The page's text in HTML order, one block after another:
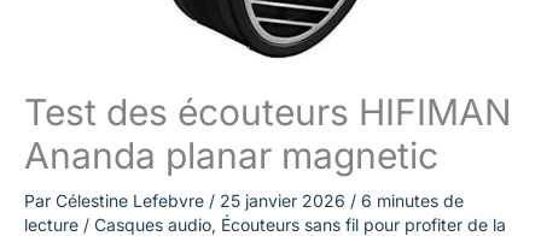
Test des écouteurs HIFIMAN
Ananda planar magnetic
Par Célestine Lefebvre / 25 janvier 2026 / 6 minutes de
lecture / Casques audio, Écouteurs sans fil pour profiter de la